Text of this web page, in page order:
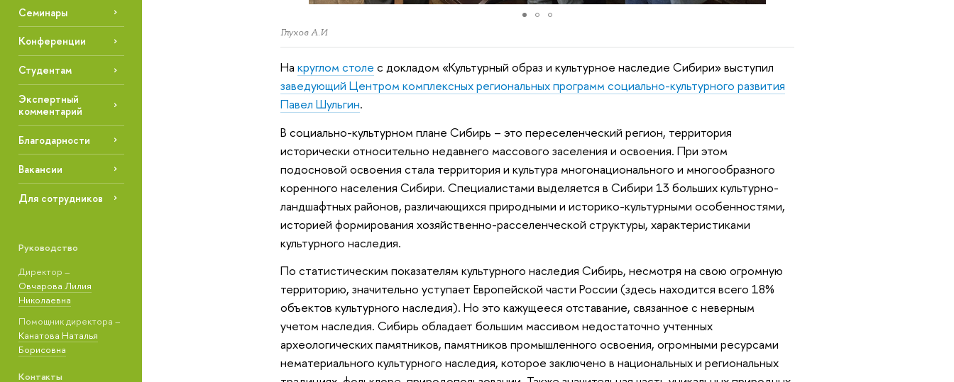
Семинары
Конференции
Студентам
Экспертный
комментарий
Благодарности
Вакансии
Для сотрудников
Руководство
Директор –
Овчарова Лилия
Николаевна
Помощник директора –
Канатова Наталья
Борисовна
Контакты
Глухов А.И
Накруглом столе с докладом «Культурный образ и культурное наследие Сибири» выступил
заведующий Центром комплексных региональных программ социально-культурного развития
Павел Шульгин.
В социально-культурном плане Сибирь – это переселенческий регион, территория
исторически относительно недавнего массового заселения и освоения. При этом
подосновой освоения стала территория и культура многонационального и многообразного
коренного населения Сибири. Специалистами выделяется в Сибири 13 больших культурно-
ландшафтных районов, различающихся природными и историко-культурными особенностями,
историей формирования хозяйственно-расселенческой структуры, характеристиками
культурного наследия.
По статистическим показателям культурного наследия Сибирь, несмотря на свою огромную
территорию, значительно уступает Европейской части России (здесь находится всего 18%
объектов культурного наследия). Но это кажущееся отставание, связанное с неверным
учетом наследия. Сибирь обладает большим массивом недостаточно учтенных
археологических памятников, памятников промышленного освоения, огромными ресурсами
нематериального культурного наследия, которое заключено в национальных и региональных